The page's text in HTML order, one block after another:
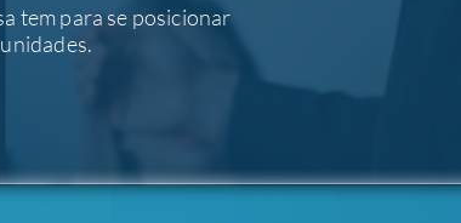
tem para se posicionar